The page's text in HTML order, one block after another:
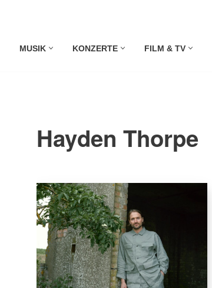
MUSIK KONZERTE FILM & TV
Hayden Thorpe